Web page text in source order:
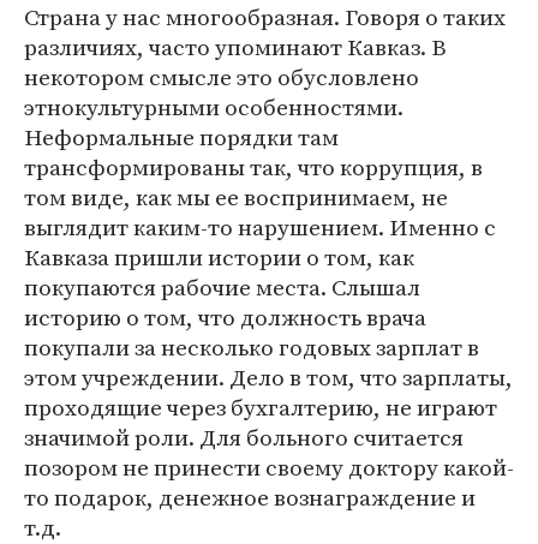
Страна у нас многообразная. Говоря о таких
различиях, часто упоминают Кавказ. В
некотором смысле это обусловлено
этнокультурными особенностями.
Неформальные порядки там
трансформированы так, что коррупция, в
том виде, как мы ее воспринимаем, не
выглядит каким-то нарушением. Именно с
Кавказа пришли истории о том, как
покупаются рабочие места. Слышал
историю о том, что должность врача
покупали за несколько годовых зарплат в
этом учреждении. Дело в том, что зарплаты,
проходящие через бухгалтерию, не играют
значимой роли. Для больного считается
позором не принести своему доктору какой-
то подарок, денежное вознаграждение и
т.д.